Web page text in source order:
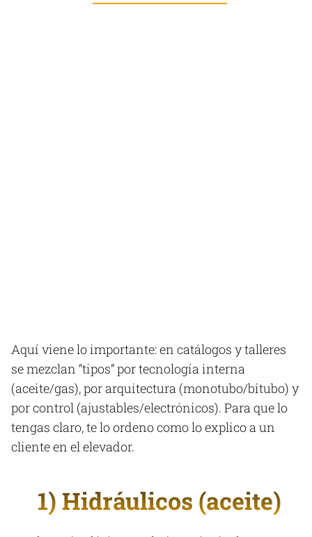
Aquí viene lo importante: en catálogos y talleres
se mezclan “tipos” por tecnología interna
(aceite/gas), por arquitectura (monotubo/bitubo) y
por control (ajustables/electrónicos). Para que lo
tengas claro, te lo ordeno como lo explico a un
cliente en el elevador.
1) Hidráulicos (aceite)